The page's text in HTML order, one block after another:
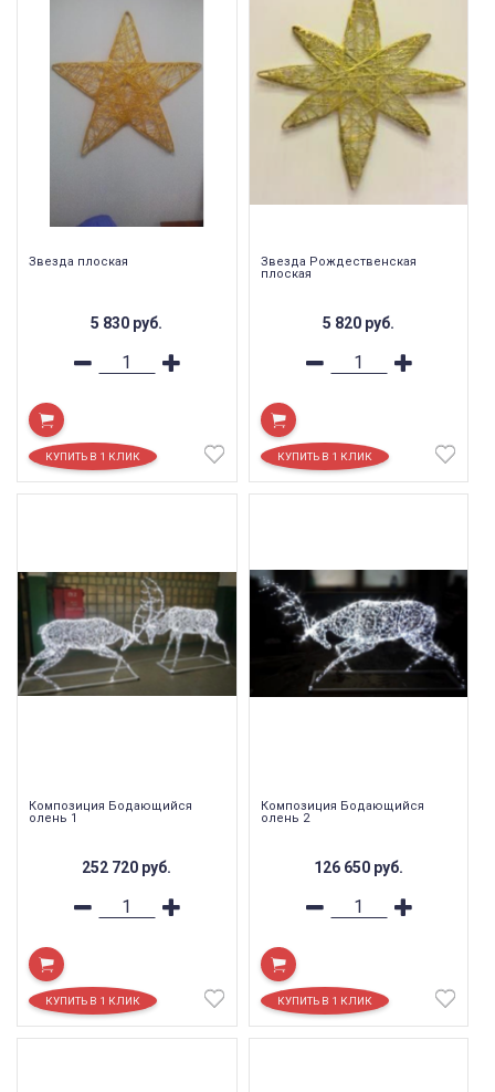
Звезда плоская
5 830 руб.
Звезда Рождественская
плоская
5 820 руб.
Композиция Бодающийся
олень 1
252 720 руб.
Композиция Бодающийся
олень 2
126 650 руб.